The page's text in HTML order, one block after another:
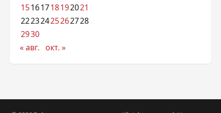
15161718192021
22232425262728
2930
« авг.
окт. »